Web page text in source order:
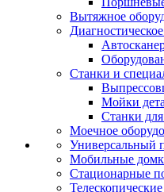
Вытяжное
Станки и
Мойки
Станки для
Моечное
Универсальный
Мобильные
Стационарные